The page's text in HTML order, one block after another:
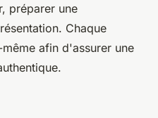
préparer une
Chaque
afin d'assurer une